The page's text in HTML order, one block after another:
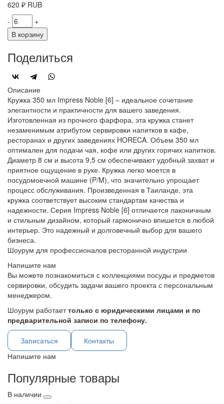
620 ₽ RUB
-
+
В корзину
Поделиться
Описание
Кружка 350 мл Impress Noble [6] – идеальное сочетание
элегантности и практичности для вашего заведения.
Изготовленная из прочного фарфора, эта кружка станет
незаменимым атрибутом сервировки напитков в кафе,
ресторанах и других заведениях HORECA. Объем 350 мл
оптимален для подачи чая, кофе или других горячих напитков.
Диаметр 8 см и высота 9,5 см обеспечивают удобный захват и
приятное ощущение в руке. Кружка легко моется в
посудомоечной машине (P/M), что значительно упрощает
процесс обслуживания. Произведенная в Таиланде, эта
кружка соответствует высоким стандартам качества и
надежности. Серия Impress Noble [6] отличается лаконичным
и стильным дизайном, который гармонично впишется в любой
интерьер. Это надежный и долговечный выбор для вашего
бизнеса.
Шоурум для профессионалов ресторанной индустрии
Напишите нам
Вы можете познакомиться с коллекциями посуды и предметов
сервировки, обсудить задачи вашего проекта с персональным
менеджером.
Шоурум работаеттолько с юридическими лицами и по
предварительной записи по телефону.
Записаться
Контакты
Напишите нам
Популярные товары
В наличии